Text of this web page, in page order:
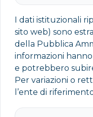
I dati istituzionali
sito web) sono
della Pubblica
informazioni
e potrebbero
Per variazioni o
l’ente di